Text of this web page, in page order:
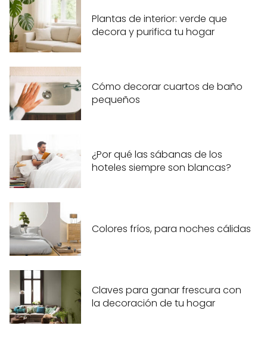
Plantas de interior: verde que
decora y purifica tu hogar
Cómo decorar cuartos de baño
pequeños
¿Por qué las sábanas de los
hoteles siempre son blancas?
Colores fríos, para noches cálidas
Claves para ganar frescura con
la decoración de tu hogar